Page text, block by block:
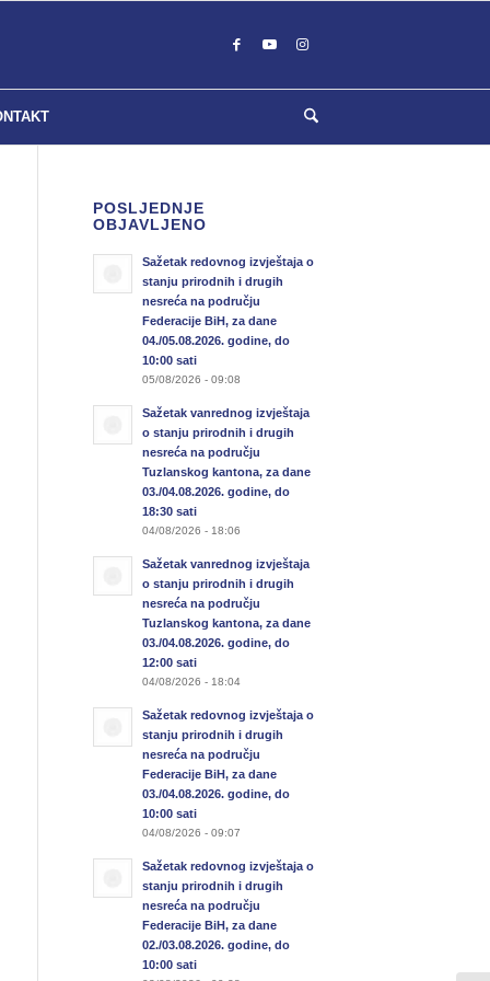
POSLJEDNJE
OBJAVLJENO
Sažetak redovnog izvještaja o
stanju prirodnih i drugih
nesreća na području
Federacije BiH, za dane
04./05.08.2026. godine, do
10:00 sati
05/08/2026 - 09:08
Sažetak vanrednog izvještaja
o stanju prirodnih i drugih
nesreća na području
Tuzlanskog kantona, za dane
03./04.08.2026. godine, do
18:30 sati
04/08/2026 - 18:06
Sažetak vanrednog izvještaja
o stanju prirodnih i drugih
nesreća na području
Tuzlanskog kantona, za dane
03./04.08.2026. godine, do
12:00 sati
04/08/2026 - 18:04
Sažetak redovnog izvještaja o
stanju prirodnih i drugih
nesreća na području
Federacije BiH, za dane
03./04.08.2026. godine, do
10:00 sati
04/08/2026 - 09:07
Sažetak redovnog izvještaja o
stanju prirodnih i drugih
nesreća na području
Federacije BiH, za dane
02./03.08.2026. godine, do
10:00 sati